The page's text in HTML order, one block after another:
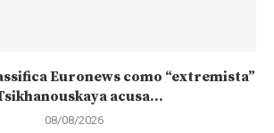
Euronews como “extremista”
acusa...
08/08/2026